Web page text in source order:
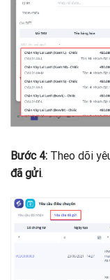
Bước 4: Theo dõi
đã gửi.